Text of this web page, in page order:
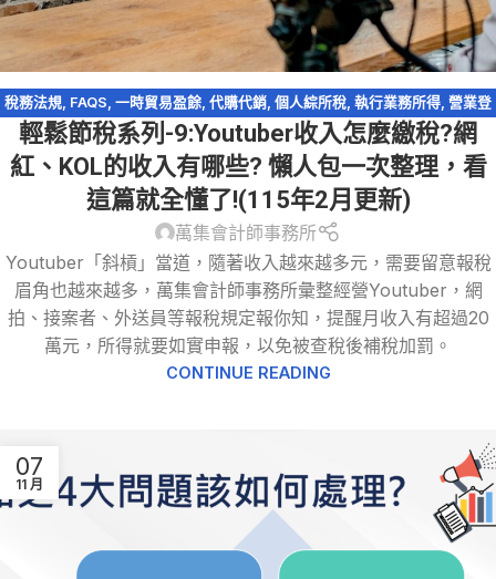
稅務法規, FAQS, 一時貿易盈餘, 代購代銷, 個人綜所稅, 執行業務所得, 營業登
,營業稅,網紅報稅,網路交易課稅 ,網路拍賣, 網路購物,薪資所得,輕鬆節稅
輕鬆節稅-綜所稅,逃漏稅
輕鬆節稅系列-9:Youtuber收入怎麼繳稅?網
紅、KOL的收入有哪些? 懶人包一次整理，看
這篇就全懂了!(115年2月更新)
萬集會計師事務所
Youtuber「斜槓」當道，隨著收入越來越多元，需要留意報稅
眉角也越來越多，萬集會計師事務所彙整經營Youtuber，網
拍、接案者、外送員等報稅規定報你知，提醒月收入有超過20
萬元，所得就要如實申報，以免被查稅後補稅加罰。
CONTINUE READING
07
11 月